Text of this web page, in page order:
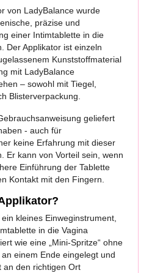
von LadyBalance wurde
präzise und
einer Intimtablette in die
Der Applikator ist einzeln
Kunststoffmaterial
mit LadyBalance
– sowohl mit Tiegel,
Blisterverpackung.
geliefert
- auch für
keine Erfahrung mit dieser
Er kann von Vorteil sein, wenn
Einführung der Tablette
Kontakt mit den Fingern.
kleines Einweginstrument,
in die Vagina
wie eine „Mini-Spritze“ ohne
einem Ende eingelegt und
an den richtigen Ort